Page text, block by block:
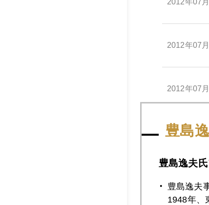
2012年07
2012年07
2012年07
2012年07
豊島
豊島逸夫
豊島逸夫
1948年、